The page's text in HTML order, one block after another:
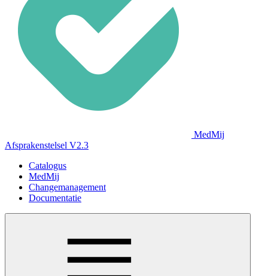
MedMij
Afsprakenstelsel V2.3
Catalogus
MedMij
Changemanagement
Documentatie